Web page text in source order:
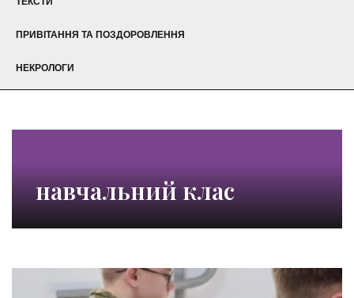
ПРИВІТАННЯ ТА ПОЗДОРОВЛЕННЯ
НЕКРОЛОГИ
навчальний клас